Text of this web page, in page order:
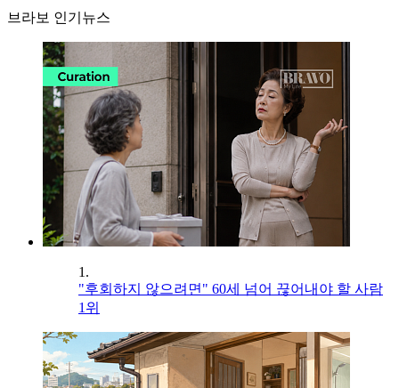
브라보 인기뉴스
1.
"후회하지 않으려면" 60세 넘어 끊어내야 할 사람
1위